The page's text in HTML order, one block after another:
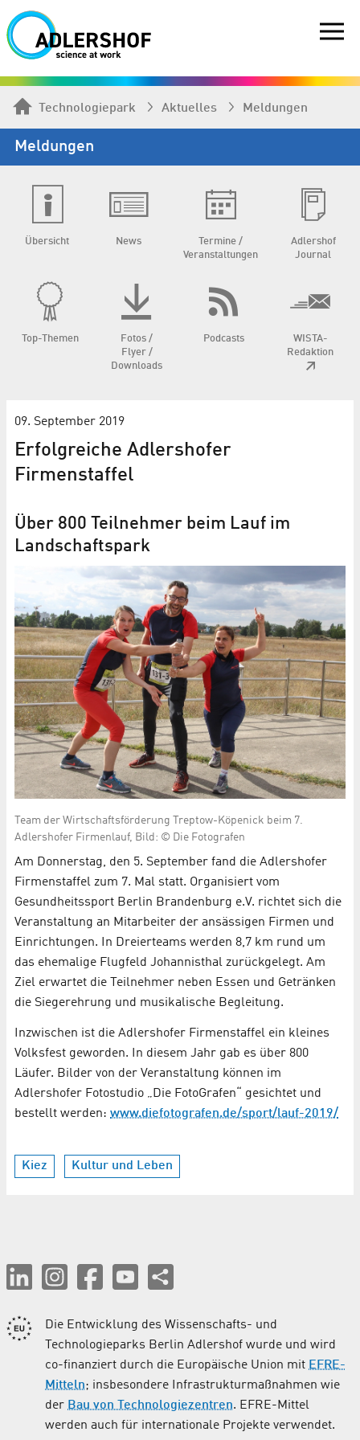
Technologiepark Aktuelles Meldungen
Meldungen
Übersicht News
Termine /
Veranstaltungen
Adlershof
Journal
Top-Themen
Fotos /
Flyer /
Downloads
Podcasts
WISTA-
Redaktion
09. September 2019
Erfolgreiche Adlershofer
Firmenstaffel
Über 800 Teilnehmer beim Lauf im
Landschaftspark
Team der Wirtschaftsförderung Treptow-Köpenick beim 7.
Adlershofer Firmenlauf, Bild: © Die Fotografen
Am Donnerstag, den 5. September fand die Adlershofer
Firmenstaffel zum 7. Mal statt. Organisiert vom
Gesundheitssport Berlin Brandenburg e.V. richtet sich die
Veranstaltung an Mitarbeiter der ansässigen Firmen und
Einrichtungen. In Dreierteams werden 8,7 km rund um
das ehemalige Flugfeld Johannisthal zurückgelegt. Am
Ziel erwartet die Teilnehmer neben Essen und Getränken
die Siegerehrung und musikalische Begleitung.
Inzwischen ist die Adlershofer Firmenstaffel ein kleines
Volksfest geworden. In diesem Jahr gab es über 800
Läufer. Bilder von der Veranstaltung können im
Adlershofer Fotostudio „Die FotoGrafen“ gesichtet und
bestellt werden: www.diefotografen.de/sport/lauf-2019/
Kiez Kultur und Leben
Die Entwicklung des Wissenschafts- und
Technologieparks Berlin Adlershof wurde und wird
co-finanziert durch die Europäische Union mit EFRE-
Mitteln; insbesondere Infrastrukturmaßnahmen wie
der Bau von Technologiezentren. EFRE-Mittel
werden auch für internationale Projekte verwendet.